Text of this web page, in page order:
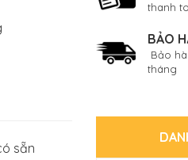
sẵn
thanh
BẢO
Bảo
tháng